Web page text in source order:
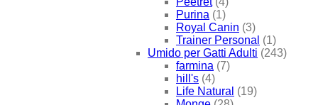
Purina (1)
Royal Canin (3)
Trainer Personal (1)
Umido per Gatti Adulti (243)
farmina (7)
hill's (4)
Life Natural (19)